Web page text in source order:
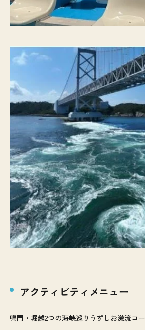
アクティビティメニュー
鳴門・堀越2つの海峡巡りうずしお激流コー